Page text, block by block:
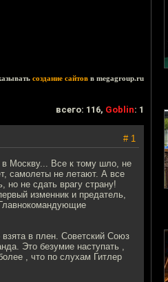
создание сайтов в megagroup.ru
всего: 116, Goblin: 1
# 1
в Москву... Все к тому шло, не
самолеты не летают. А все
не сдать врагу страну!
изменник и предатель,
в плен. Советский Союз
Это безумие наступать ,
, что по слухам Гитлер